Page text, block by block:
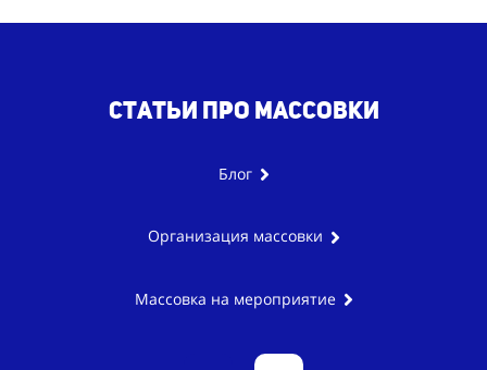
Статьи про массовки
Блог
Организация массовки
Массовка на мероприятие